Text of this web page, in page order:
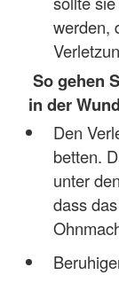
werden,
So gehen
in der
Den
betten.
unter
dass